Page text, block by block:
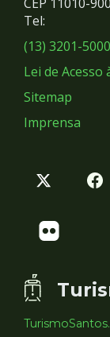
Sociais
Tel:
(13) 3201-5000
Lei de
Sitemap
Imprensa